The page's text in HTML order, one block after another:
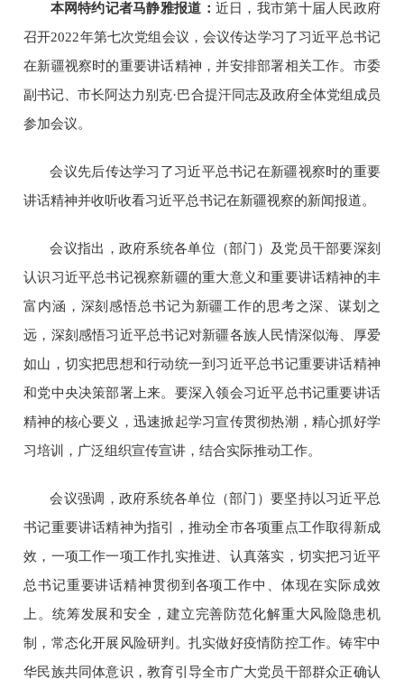
本网特约记者马静雅报道： 近日，我市第十届人民政府
召开2022年第七次党组会议，会议传达学习了习近平总书记
在新疆视察时的重要讲话精神，并安排部署相关工作。市委
副书记、市长阿达力别克·巴合提汗同志及政府全体党组成员
参加会议。
会议先后传达学习了习近平总书记在新疆视察时的重要
讲话精神并收听收看习近平总书记在新疆视察的新闻报道。
会议指出，政府系统各单位（部门）及党员干部要深刻
认识习近平总书记视察新疆的重大意义和重要讲话精神的丰
富内涵，深刻感悟总书记为新疆工作的思考之深、谋划之
远，深刻感悟习近平总书记对新疆各族人民情深似海、厚爱
如山，切实把思想和行动统一到习近平总书记重要讲话精神
和党中央决策部署上来。要深入领会习近平总书记重要讲话
精神的核心要义，迅速掀起学习宣传贯彻热潮，精心抓好学
习培训，广泛组织宣传宣讲，结合实际推动工作。
会议强调，政府系统各单位（部门）要坚持以习近平总
书记重要讲话精神为指引，推动全市各项重点工作取得新成
效，一项工作一项工作扎实推进、认真落实，切实把习近平
总书记重要讲话精神贯彻到各项工作中、体现在实际成效
上。统筹发展和安全，建立完善防范化解重大风险隐患机
制，常态化开展风险研判。扎实做好疫情防控工作。铸牢中
华民族共同体意识，教育引导全市广大党员干部群众正确认